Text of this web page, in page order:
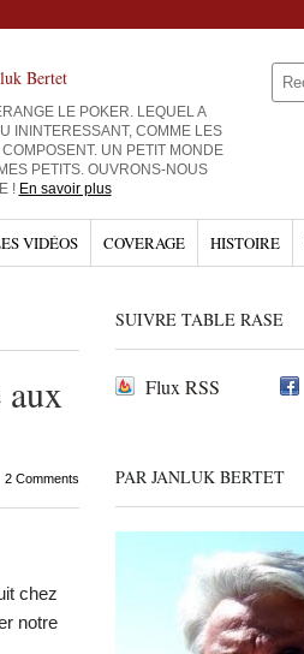
Bertet
LE POKER. LEQUEL A
ININTERESSANT, COMME LES
UN PETIT MONDE
PETITS. OUVRONS-NOUS
! En savoir plus
VIDÉOS COVERAGE HISTOIRE
2 Comments
chez
notre
SUIVRE TABLE RASE
Flux RSS
PAR JANLUK BERTET